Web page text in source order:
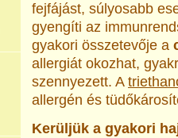
fejfájást, súlyosabb
gyengíti az
gyakori összetevője a
allergiát okozhat,
szennyezett. A
allergén és
Kerüljük a gyakori